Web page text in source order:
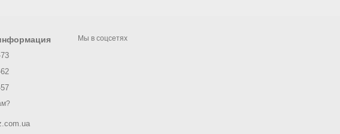
Мы в соцсетях